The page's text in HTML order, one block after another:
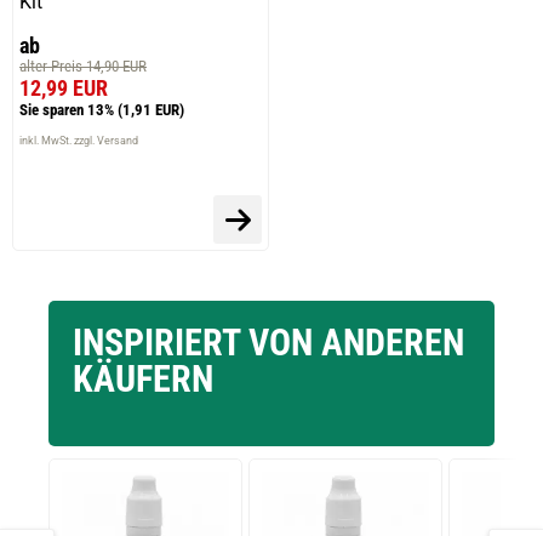
ab
alter Preis 14,90 EUR
12,99 EUR
Sie sparen 13% (1,91 EUR)
inkl. MwSt. zzgl. Versand
INSPIRIERT VON ANDEREN
KÄUFERN